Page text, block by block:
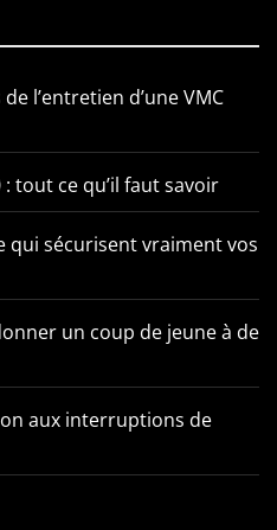
l’entretien d’une VMC
tout ce qu’il faut savoir
qui sécurisent vraiment vos
un coup de jeune à de
aux interruptions de